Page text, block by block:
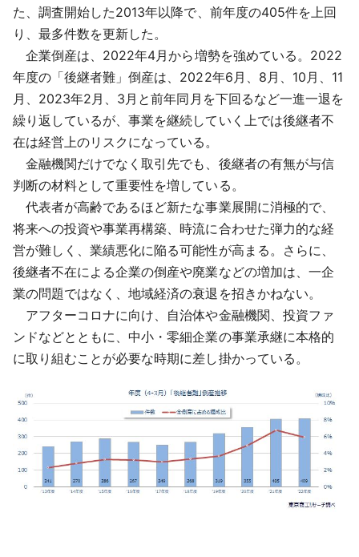
た、調査開始した2013年以降で、前年度の405件を上回
り、最多件数を更新した。
企業倒産は、2022年4月から増勢を強めている。2022
年度の「後継者難」倒産は、2022年6月、8月、10月、11
月、2023年2月、3月と前年同月を下回るなど一進一退を
繰り返しているが、事業を継続していく上では後継者不
在は経営上のリスクになっている。
金融機関だけでなく取引先でも、後継者の有無が与信
判断の材料として重要性を増している。
代表者が高齢であるほど新たな事業展開に消極的で、
将来への投資や事業再構築、時流に合わせた弾力的な経
営が難しく、業績悪化に陥る可能性が高まる。さらに、
後継者不在による企業の倒産や廃業などの増加は、一企
業の問題ではなく、地域経済の衰退を招きかねない。
アフターコロナに向け、自治体や金融機関、投資ファ
ンドなどとともに、中小・零細企業の事業承継に本格的
に取り組むことが必要な時期に差し掛かっている。